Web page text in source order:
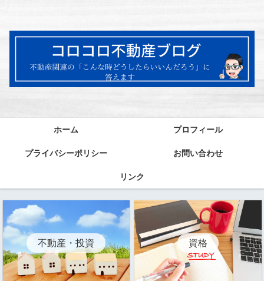
ホーム プロフィール
プライバシーポリシー お問い合わせ
リンク
不動産・投資 資格